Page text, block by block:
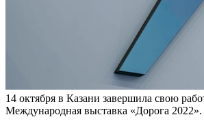
14 октября в Казани завершила свою
Международная выставка «Дорога 2022».